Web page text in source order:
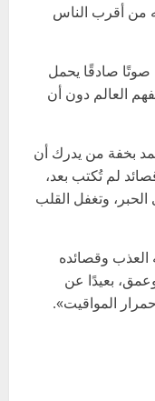
من أقرب الناس
صوتًا صادقًا يحمل
العالم دون أن
بخفة من يدرك أن
لم تُكتب بعد،
وتغفل القلب
العذب وقصائده
بعيدًا عن
المواقيت».